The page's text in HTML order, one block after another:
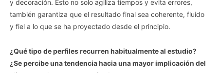
y decoración. Esto no solo agiliza tiempos y evita errores,
también garantiza que el resultado final sea coherente, fluido
y fiel a lo que se ha proyectado desde el principio.
¿Qué tipo de perfiles recurren habitualmente al estudio?
¿Se percibe una tendencia hacia una mayor implicación del